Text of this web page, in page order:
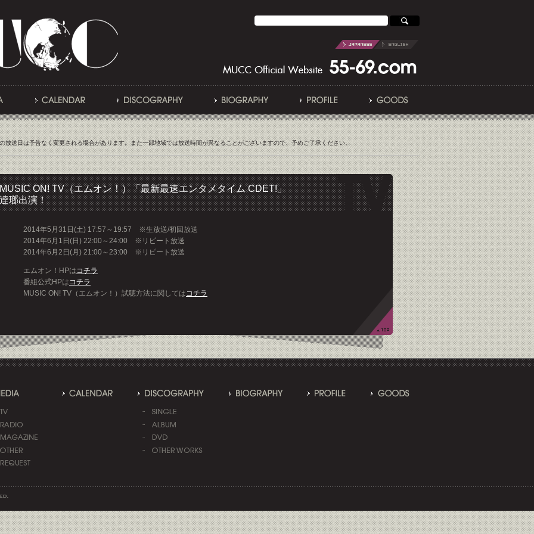
放送日は予告なく変更される場合があります。また一部地域では放送時間が異なることがございますので、予めご了承ください。
MUSIC ON! TV（エムオン！）「最新最速エンタメタイム CDET!」
逹瑯出演！
2014年5月31日(土) 17:57～19:57 ※生放送/初回放送
2014年6月1日(日) 22:00～24:00 ※リピート放送
2014年6月2日(月) 21:00～23:00 ※リピート放送
エムオン！HPはコチラ
番組公式HPはコチラ
MUSIC ON! TV（エムオン！）試聴方法に関してはコチラ